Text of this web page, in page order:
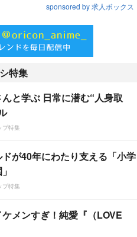
sponsored by 求人ボックス
特集
と学ぶ 日常に潜む“人身取
プ特集
が40年にわたり支える「小学
プ特集
メンすぎ！純愛『（LOVE